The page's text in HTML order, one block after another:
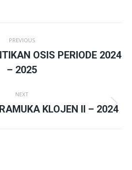
PREVIOUS
Previous
post:
OSIS PERIODE 2024
– 2025
NEXT
Next KLOJEN II – 2024